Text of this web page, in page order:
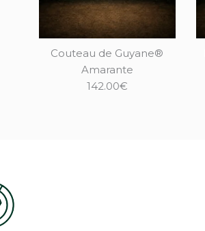
Couteau de Guyane®
Amarante
142.00€